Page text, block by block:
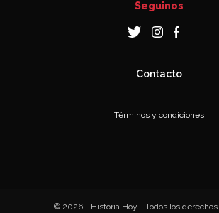
Seguinos
Contacto
Términos y condiciones
© 2026 - Historia Hoy - Todos los derechos